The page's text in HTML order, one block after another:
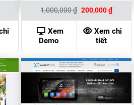
₫.
1,000,000₫ Giá
là:
1,000,000 ₫.
200,000₫Giá
hiện
tại
là:
Xem
Demo
Xem chi
tiết